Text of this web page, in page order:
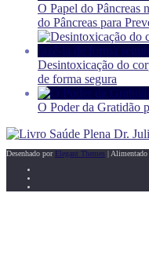
O Papel do Pâncreas
do Pâncreas para
Desintoxicação do
de forma segura
O Poder da Gratidão
Desenhado por Elegant Themes |